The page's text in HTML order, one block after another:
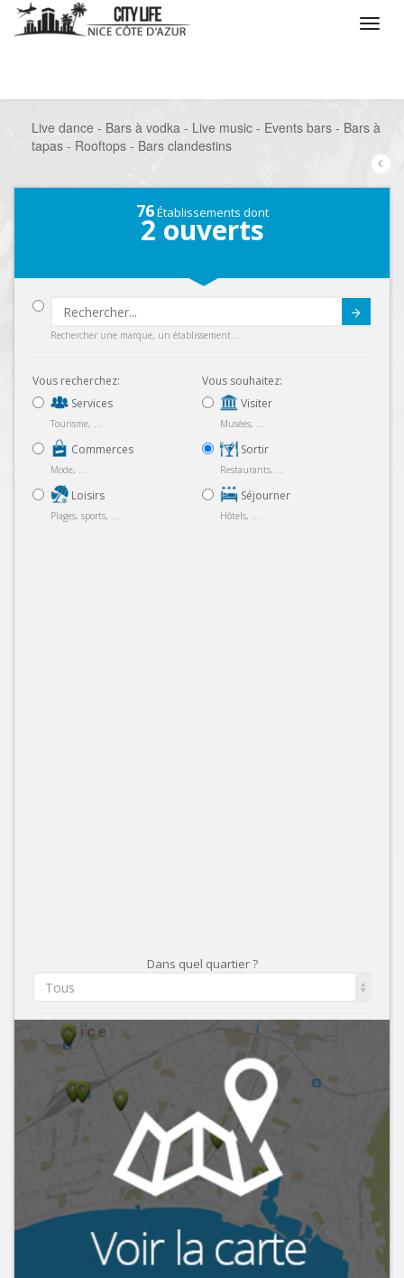
Live dance - Bars à vodka - Live music - Events bars - Bars à
tapas - Rooftops - Bars clandestins
76Établissements dont
2 ouverts
Rechercher une marque, un établissement...
Vous recherchez:
Services
Tourisme, ...
Commerces
Mode, ...
Loisirs
Plages, sports, ...
Vous souhaitez:
Visiter
Musées, ...
Sortir
Restaurants, ...
Séjourner
Hôtels, ...
Dans quel quartier ?
Tous